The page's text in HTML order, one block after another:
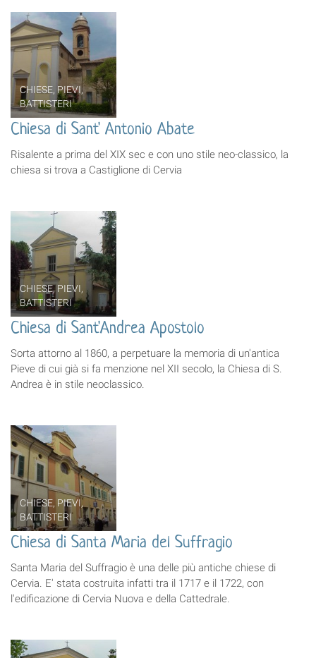
CHIESE, PIEVI,
BATTISTERI
Chiesa di Sant' Antonio Abate
Risalente a prima del XIX sec e con uno stile neo-classico, la
chiesa si trova a Castiglione di Cervia
CHIESE, PIEVI,
BATTISTERI
Chiesa di Sant'Andrea Apostolo
Sorta attorno al 1860, a perpetuare la memoria di un'antica
Pieve di cui già si fa menzione nel XII secolo, la Chiesa di S.
Andrea è in stile neoclassico.
CHIESE, PIEVI,
BATTISTERI
Chiesa di Santa Maria del Suffragio
Santa Maria del Suffragio è una delle più antiche chiese di
Cervia. E' stata costruita infatti tra il 1717 e il 1722, con
l'edificazione di Cervia Nuova e della Cattedrale.